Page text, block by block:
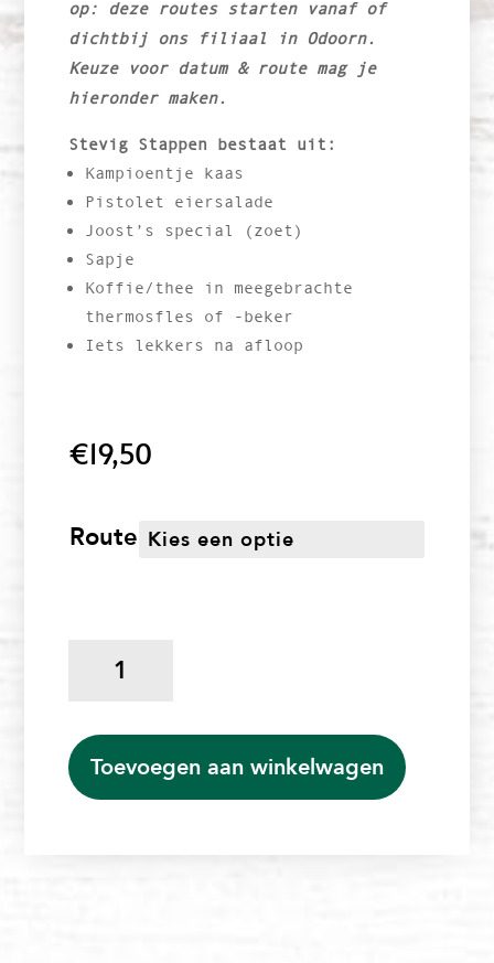
op: deze routes starten vanaf of
dichtbij ons filiaal in Odoorn.
Keuze voor datum & route mag je
hieronder maken.
Stevig Stappen bestaat uit:
Kampioentje kaas
Pistolet eiersalade
Joost’s special (zoet)
Sapje
Koffie/thee in meegebrachte
thermosfles of -beker
Iets lekkers na afloop
€19,50
Route
stevig
(kaas
&
eiersalade)
aantal
Toevoegen aan winkelwagen